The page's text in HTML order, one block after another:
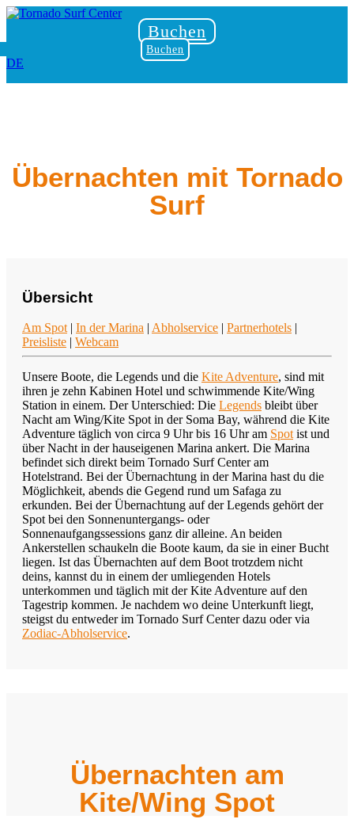
Buchen
Buchen
DE
Übernachten mit Tornado
Surf
Übersicht
Am Spot| In der Marina | Abholservice | Partnerhotels |
Preisliste | Webcam
Unsere Boote, die Legends und die Kite Adventure, sind mit
ihren je zehn Kabinen Hotel und schwimmende Kite/Wing
Station in einem. Der Unterschied: Die Legends bleibt über
Nacht am Wing/Kite Spot in der Soma Bay, während die Kite
Adventure täglich von circa 9 Uhr bis 16 Uhr am Spotist und
über Nacht in der hauseigenen Marina ankert. Die Marina
befindet sich direkt beim Tornado Surf Center am
Hotelstrand. Bei der Übernachtung in der Marina hast du die
Möglichkeit, abends die Gegend rund um Safaga zu
erkunden. Bei der Übernachtung auf der Legends gehört der
Spot bei den Sonnenuntergangs- oder
Sonnenaufgangssessions ganz dir alleine. An beiden
Ankerstellen schaukeln die Boote kaum, da sie in einer Bucht
liegen. Ist das Übernachten auf dem Boot trotzdem nicht
deins, kannst du in einem der umliegenden Hotels
unterkommen und täglich mit der Kite Adventure auf den
Tagestrip kommen. Je nachdem wo deine Unterkunft liegt,
steigst du entweder im Tornado Surf Center dazu oder via
Zodiac-Abholservice.
Übernachten am
Kite/Wing Spot